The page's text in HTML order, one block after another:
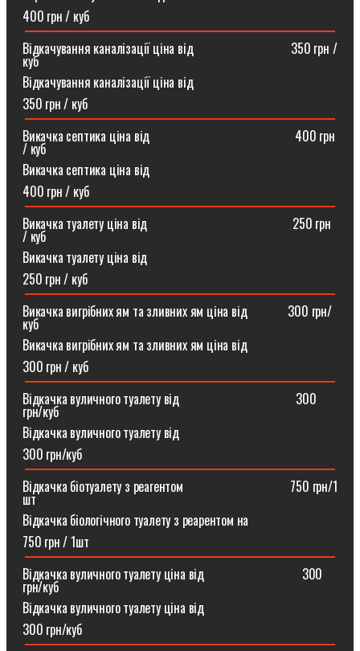
400 грн / куб
Відкачування каналізації ціна від ⠀⠀⠀⠀⠀⠀⠀⠀⠀⠀350 грн /
куб
Відкачування каналізації ціна від
350 грн / куб
Викачка септика ціна від ⠀⠀⠀⠀⠀⠀⠀⠀⠀⠀⠀⠀⠀⠀⠀400 грн
/ куб
Викачка септика ціна від
400 грн / куб
Викачка туалету ціна від ⠀⠀⠀⠀⠀⠀⠀⠀⠀⠀⠀⠀⠀⠀⠀250 грн
/ куб⠀
Викачка туалету ціна від
250 грн / куб
Викачка вигрібних ям та зливних ям ціна від ⠀⠀⠀⠀300 грн/
куб
Викачка вигрібних ям та зливних ям ціна від
300 грн / куб
Відкачка вуличного туалету від ⠀⠀⠀⠀⠀⠀⠀⠀⠀⠀⠀⠀300
грн/куб
Відкачка вуличного туалету від
300 грн/куб
Відкачка біотуалету з реагентом ⠀⠀⠀⠀⠀⠀⠀⠀⠀⠀⠀750 грн/1
шт
Відкачка біологічного туалету з реарентом на
750 грн / 1шт
Відкачка вуличного туалету ціна від ⠀⠀⠀⠀⠀⠀⠀⠀⠀⠀300
грн/куб
Відкачка вуличного туалету ціна від
300 грн/куб